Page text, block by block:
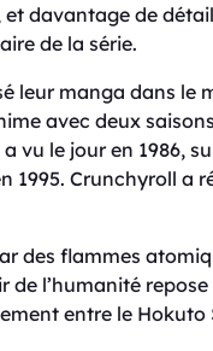
davantage de
de la série.
leur manga dans le
avec deux
vu le jour en 1986,
1995. Crunchyroll a
des flammes
l’humanité
entre le